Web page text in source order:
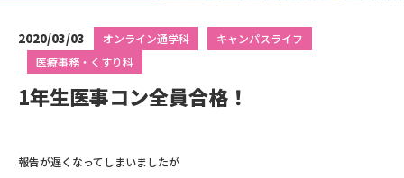
2020/03/03 オンライン通学科
キャンパスライフ
医療事務・くすり科
1年生医事コン全員合格！
報告が遅くなってしまいましたが